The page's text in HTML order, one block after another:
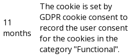
11
months
The cookie is set by
GDPR cookie consent to
record the user consent
for the cookies in the
category "Functional".